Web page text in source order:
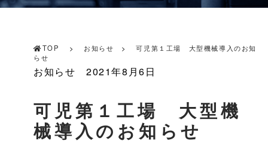
TOP お知らせ
可児第１工場 大型機械導入のお知
らせ
お知らせ 2021年8月6日
可児第１工場 大型機
械導入のお知らせ